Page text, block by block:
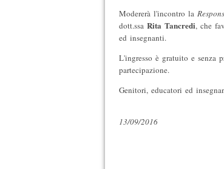
Modererà l'incontro la
dott.ssa Rita Tancredi, che
ed insegnanti.
L'ingresso è gratuito e senza
partecipazione.
Genitori, educatori ed
13/09/2016